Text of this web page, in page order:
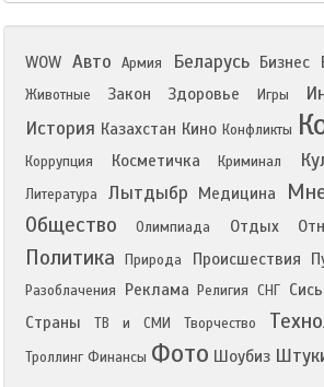
WOW Авто Армия Беларусь Бизнес
Животные
Закон Здоровье Игры
История Казахстан Кино Конфликты
Коррупция Косметичка Криминал
Литература Лытдыбр Медицина
Общество Олимпиада Отдых
Политика Природа Происшествия
Разоблачения
Реклама Религия СНГ
Страны
ТВ и СМИ Творчество
Троллинг Финансы Фото Шоубиз